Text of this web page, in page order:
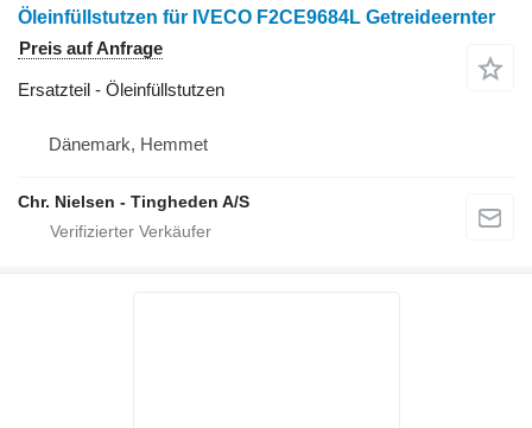
Öleinfüllstutzen für IVECO F2CE9684L Getreideernter
Preis auf Anfrage
Ersatzteil - Öleinfüllstutzen
Dänemark, Hemmet
Chr. Nielsen - Tingheden A/S